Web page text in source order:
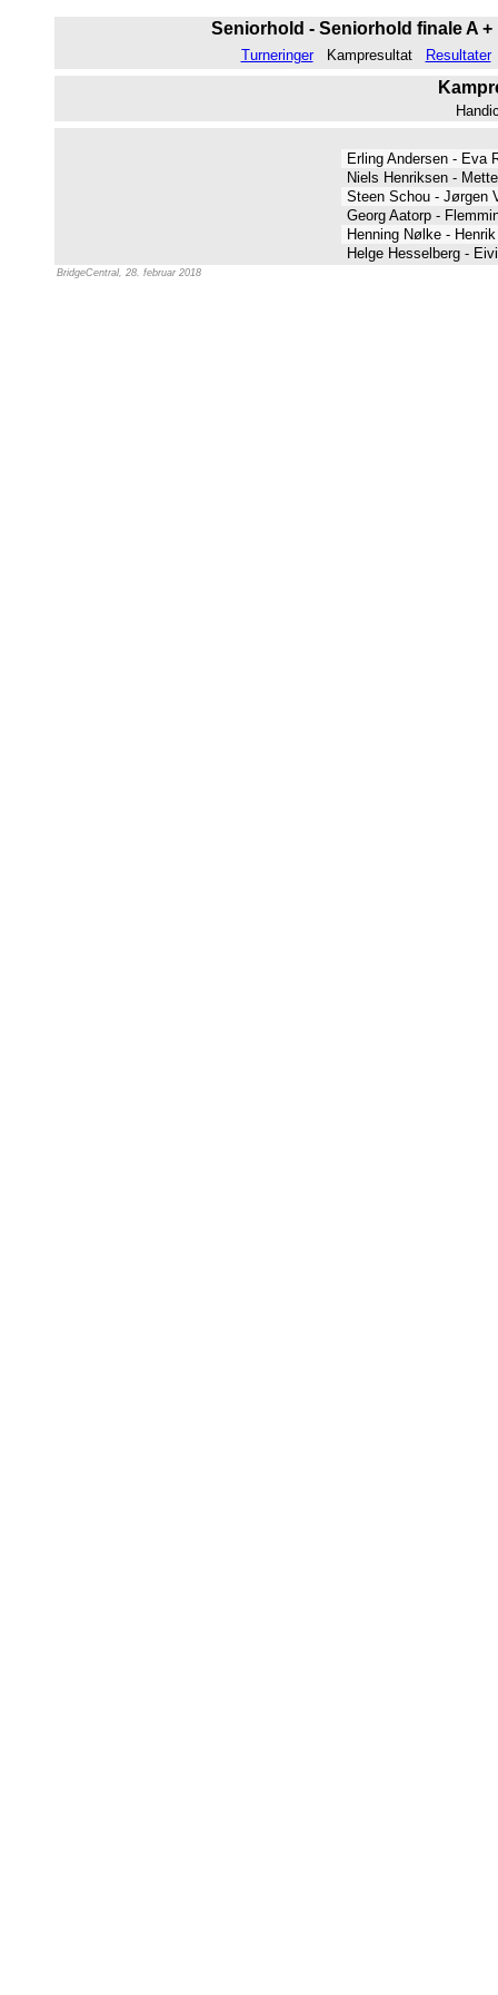
Seniorhold - Seniorhold finale A
Turneringer Kampresultat Resultater
Erling Andersen - Eva
Niels Henriksen -
Steen Schou - Jørgen
Georg Aatorp -
Henning Nølke -
Helge Hesselberg -
BridgeCentral, 28. februar 2018